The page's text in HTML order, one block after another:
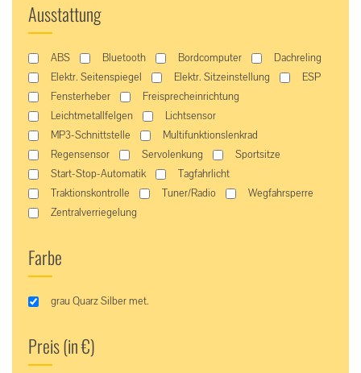
Ausstattung
ABS Bluetooth Bordcomputer
Dachreling
Elektr. Seitenspiegel
Elektr. Sitzeinstellung
ESP
Fensterheber
Freisprecheinrichtung
Leichtmetallfelgen
Lichtsensor
MP3-Schnittstelle
Multifunktionslenkrad
Regensensor
Servolenkung
Sportsitze
Start-Stop-Automatik
Tagfahrlicht
Traktionskontrolle
Tuner/Radio
Wegfahrsperre
Zentralverriegelung
Farbe
grau Quarz Silber met.
Preis (in €)